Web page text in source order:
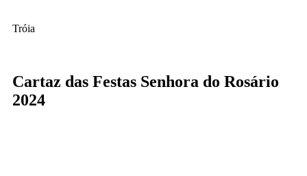
Tróia
Cartaz das Festas Senhora do Rosário
2024